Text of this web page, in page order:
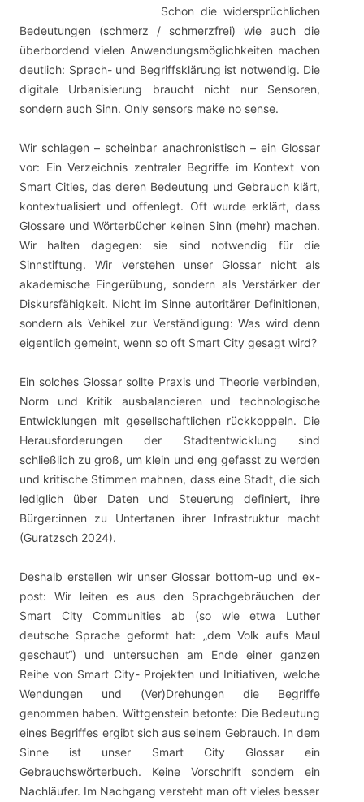
Schon die widersprüchlichen
Bedeutungen (schmerz / schmerzfrei) wie auch die
überbordend vielen Anwendungsmöglichkeiten machen
deutlich: Sprach- und Begriffsklärung ist notwendig. Die
digitale Urbanisierung braucht nicht nur Sensoren,
sondern auch Sinn. Only sensors make no sense.
Wir schlagen – scheinbar anachronistisch – ein Glossar
vor: Ein Verzeichnis zentraler Begriffe im Kontext von
Smart Cities, das deren Bedeutung und Gebrauch klärt,
kontextualisiert und offenlegt. Oft wurde erklärt, dass
Glossare und Wörterbücher keinen Sinn (mehr) machen.
Wir halten dagegen: sie sind notwendig für die
Sinnstiftung. Wir verstehen unser Glossar nicht als
akademische Fingerübung, sondern als Verstärker der
Diskursfähigkeit. Nicht im Sinne autoritärer Definitionen,
sondern als Vehikel zur Verständigung: Was wird denn
eigentlich gemeint, wenn so oft Smart City gesagt wird?
Ein solches Glossar sollte Praxis und Theorie verbinden,
Norm und Kritik ausbalancieren und technologische
Entwicklungen mit gesellschaftlichen rückkoppeln. Die
Herausforderungen der Stadtentwicklung sind
schließlich zu groß, um klein und eng gefasst zu werden
und kritische Stimmen mahnen, dass eine Stadt, die sich
lediglich über Daten und Steuerung definiert, ihre
Bürger:innen zu Untertanen ihrer Infrastruktur macht
(Guratzsch 2024).
Deshalb erstellen wir unser Glossar bottom-up und ex-
post: Wir leiten es aus den Sprachgebräuchen der
Smart City Communities ab (so wie etwa Luther
deutsche Sprache geformt hat: „dem Volk aufs Maul
geschaut“) und untersuchen am Ende einer ganzen
Reihe von Smart City- Projekten und Initiativen, welche
Wendungen und (Ver)Drehungen die Begriffe
genommen haben. Wittgenstein betonte: Die Bedeutung
eines Begriffes ergibt sich aus seinem Gebrauch. In dem
Sinne ist unser Smart City Glossar ein
Gebrauchswörterbuch. Keine Vorschrift sondern ein
Nachläufer. Im Nachgang versteht man oft vieles besser